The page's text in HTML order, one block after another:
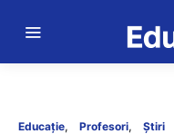
Educație Profesori Știri